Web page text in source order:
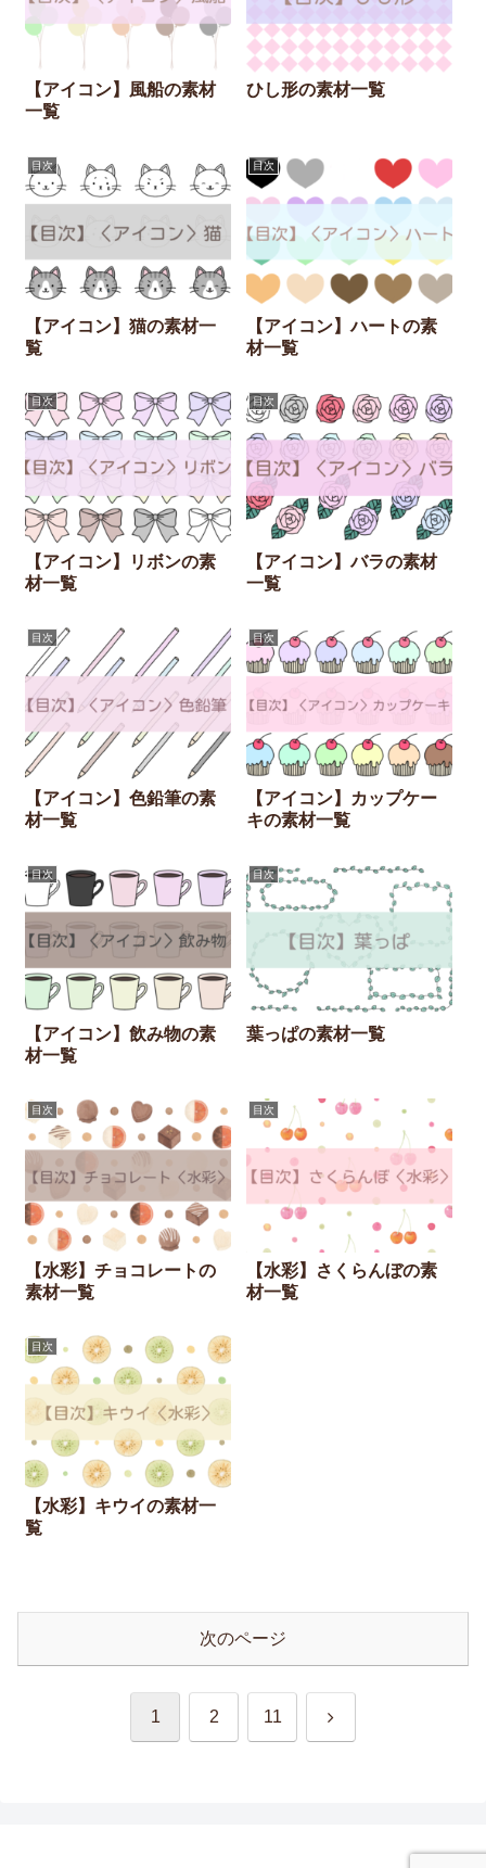
【アイコン】風船の素材
一覧
ひし形の素材一覧
目次
【アイコン】猫の素材一
覧
目次
【アイコン】ハートの素
材一覧
目次
【アイコン】リボンの素
材一覧
目次
【アイコン】バラの素材
一覧
目次
【アイコン】色鉛筆の素
材一覧
目次
【アイコン】カップケー
キの素材一覧
目次
【アイコン】飲み物の素
材一覧
目次
葉っぱの素材一覧
目次
【水彩】チョコレートの
素材一覧
目次
【水彩】さくらんぼの素
材一覧
目次
【水彩】キウイの素材一
覧
次のページ
1 2 11 次